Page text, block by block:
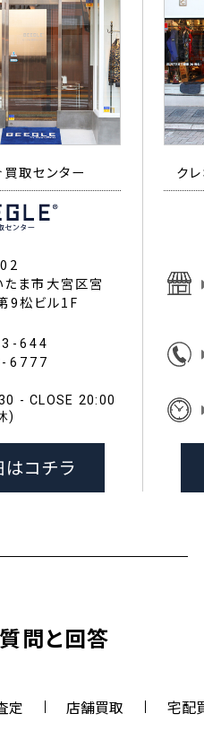
取センター
ま市大宮区宮
9松ビル1F
644
6777
- CLOSE 20:00
)
コチラ
ク
問と回答
定 店舗買取 宅配